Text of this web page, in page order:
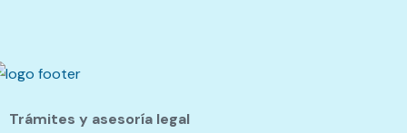
Trámites y asesoría legal